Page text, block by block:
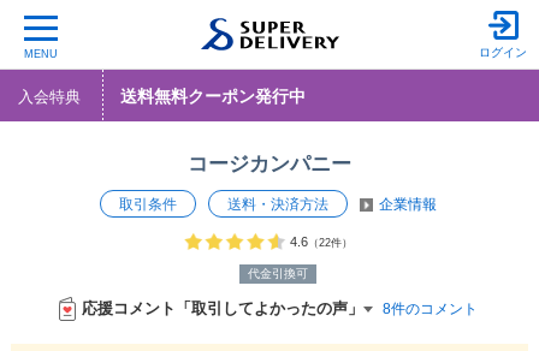
MENU ログイン
入会特典 送料無料クーポン発行中
コージカンパニー
取引条件 送料・決済方法 企業情報
代金引換可
4.6 （22件）
応援コメント「取引してよかったの声」 8件のコメント